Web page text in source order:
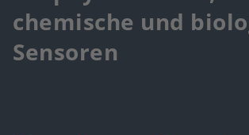
chemische und
Sensoren